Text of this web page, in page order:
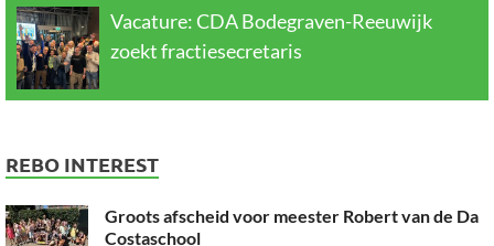
Vacature: CDA Bodegraven-Reeuwijk
zoekt fractiesecretaris
REBO INTEREST
Groots afscheid voor meester Robert van de Da
Costaschool